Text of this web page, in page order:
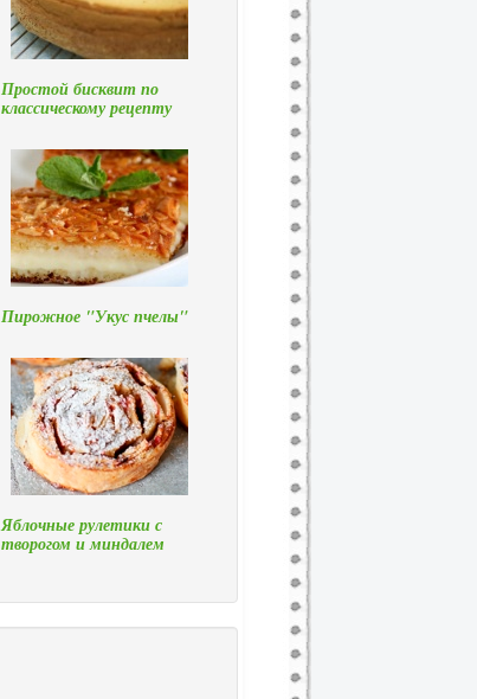
Простой бисквит по
классическому рецепту
Пирожное "Укус пчелы"
Яблочные рулетики с
творогом и миндалем